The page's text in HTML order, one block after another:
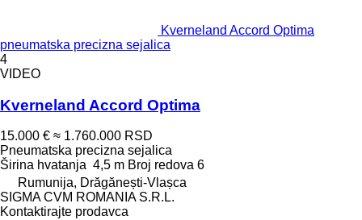
Kverneland Accord Optima
pneumatska precizna sejalica
4
VIDEO
Kverneland Accord Optima
15.000 € ≈ 1.760.000 RSD
Pneumatska precizna sejalica
Širina hvatanja 4,5 m Broj redova 6
Rumunija, Drăgănești-Vlașca
SIGMA CVM ROMANIA S.R.L.
Kontaktirajte prodavca